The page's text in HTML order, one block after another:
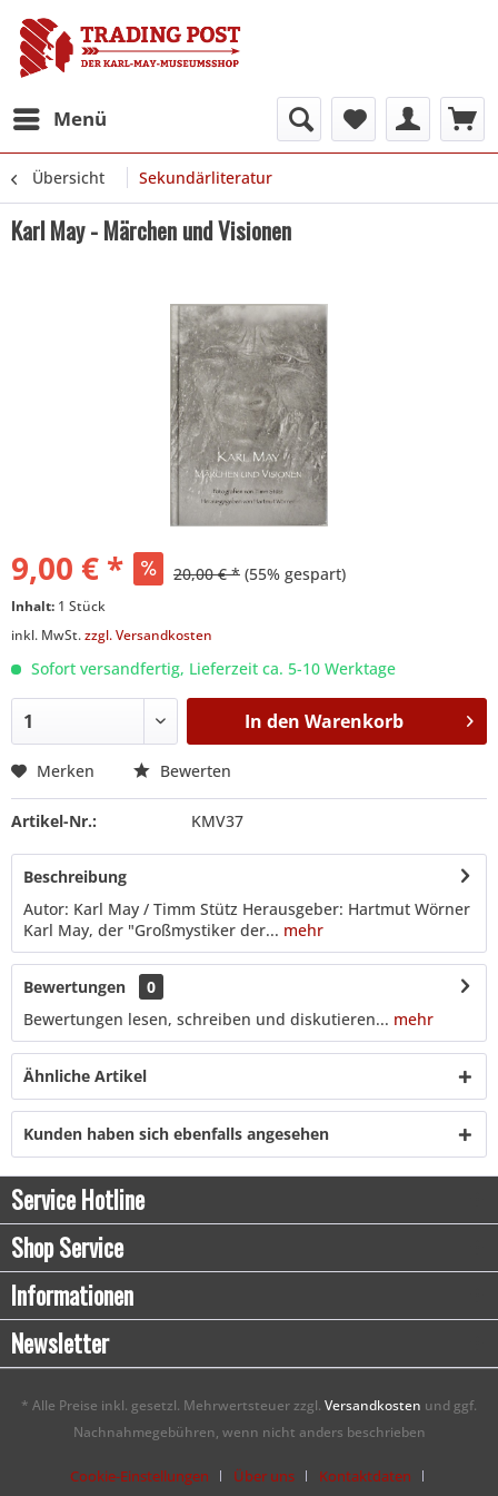
Menü
Übersicht Sekundärliteratur
Karl May - Märchen und Visionen
9,00 € * 20,00 € * (55% gespart)
Inhalt: 1 Stück
inkl. MwSt.zzgl. Versandkosten
Sofort versandfertig, Lieferzeit ca. 5-10 Werktage
In den Warenkorb
Merken Bewerten
Artikel-Nr.: KMV37
Beschreibung
Autor: Karl May / Timm Stütz Herausgeber: Hartmut Wörner
Karl May, der "Großmystiker der... mehr
Bewertungen
0
Bewertungen lesen, schreiben und diskutieren... mehr
Ähnliche Artikel
Kunden haben sich ebenfalls angesehen
Service Hotline
Shop Service
Informationen
Newsletter
* Alle Preise inkl. gesetzl. Mehrwertsteuer zzgl. Versandkosten und ggf.
Nachnahmegebühren, wenn nicht anders beschrieben
Cookie-Einstellungen Über uns Kontaktdaten